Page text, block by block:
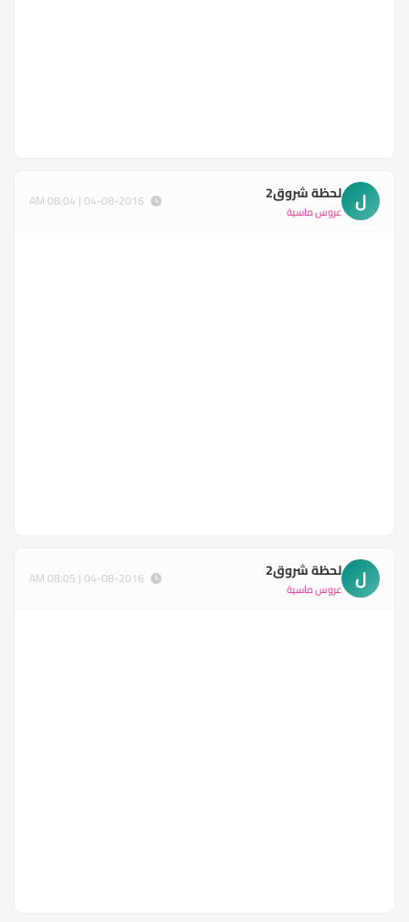
ل لحظة شروق2
عروس ماسية
ل لحظة شروق2
عروس ماسية